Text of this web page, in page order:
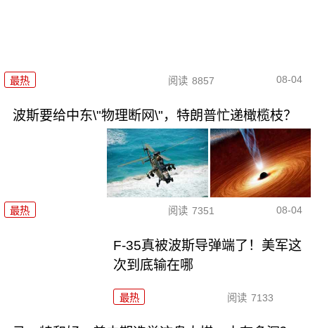
最热 阅读 8857 08-04
波斯要给中东\"物理断网\"，特朗普忙递橄榄枝？
最热 阅读 7351 08-04
F-35真被波斯导弹端了！美军这
次到底输在哪
最热 阅读 7133